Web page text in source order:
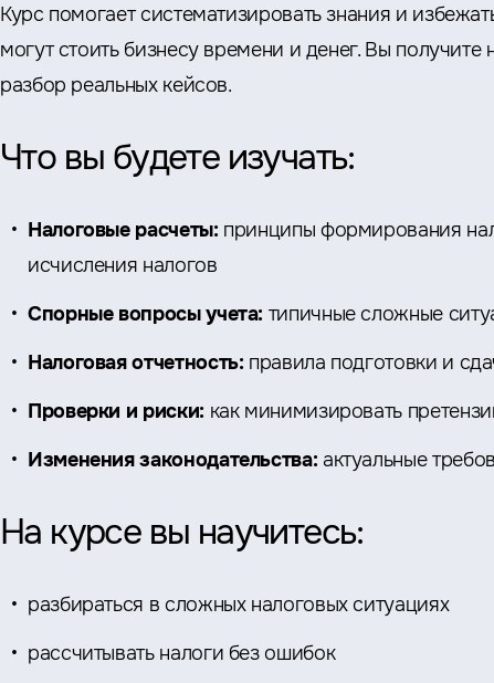
Курс помогает систематизировать знания и
могут стоить бизнесу времени и денег. Вы получите
разбор реальных кейсов.
Что вы будете изучать:
Налоговые расчеты: принципы формирования
исчисления налогов
Спорные вопросы учета: типичные сложные
Налоговая отчетность: правила подготовки и
Проверки и риски: как минимизировать
Изменения законодательства: актуальные
На курсе вы научитесь:
разбираться в сложных налоговых ситуациях
рассчитывать налоги без ошибок